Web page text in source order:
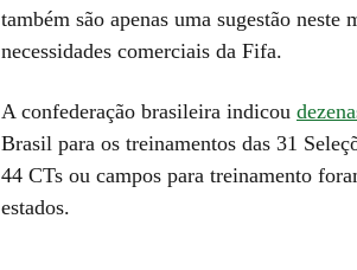
também são apenas uma sugestão
necessidades comerciais da Fifa.
A confederação brasileira indicou
Brasil para os treinamentos das 31
44 CTs ou campos para treinamento
estados.